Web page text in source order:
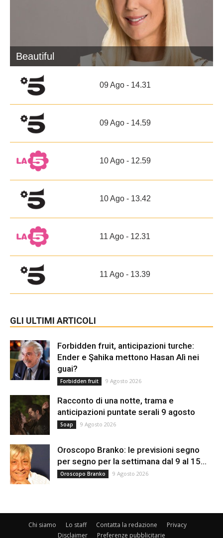
Beautiful
09 Ago - 14.31
09 Ago - 14.59
10 Ago - 12.59
10 Ago - 13.42
11 Ago - 12.31
11 Ago - 13.39
GLI ULTIMI ARTICOLI
Forbidden fruit, anticipazioni turche:
Ender e Şahika mettono Hasan Alì nei
guai?
Forbidden fruit 9 Agosto 2026
Racconto di una notte, trama e
anticipazioni puntate serali 9 agosto
Soap 9 Agosto 2026
Oroscopo Branko: le previsioni segno
per segno per la settimana dal 9 al 15...
Oroscopo Branko 9 Agosto 2026
Chi siamo Lo staff Contatta la redazione
Privacy
Disclaimer
Preferenze pubblicitarie